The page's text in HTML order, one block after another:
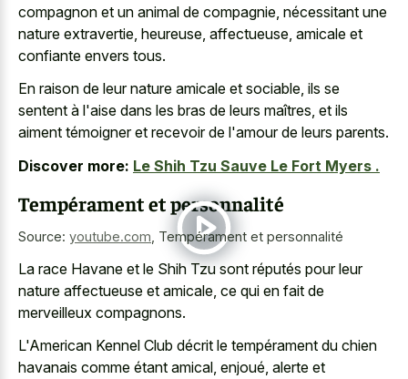
compagnon et un animal de compagnie, nécessitant une
nature extravertie, heureuse, affectueuse, amicale et
confiante envers tous.
En raison de leur nature amicale et sociable, ils se
sentent à l'aise dans les bras de leurs maîtres, et ils
aiment témoigner et recevoir de l'amour de leurs parents.
Discover more: Le Shih Tzu Sauve Le Fort Myers .
Tempérament et personnalité
Source: youtube.com, Tempérament et personnalité
La race Havane et le Shih Tzu sont réputés pour leur
nature affectueuse et amicale, ce qui en fait de
merveilleux compagnons.
L'American Kennel Club décrit le tempérament du chien
havanais comme étant amical, enjoué, alerte et